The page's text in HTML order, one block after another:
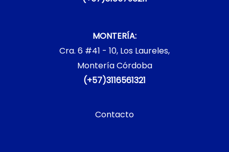
MONTERÍA:
Cra. 6 #41 - 10, Los Laureles,
Montería Córdoba
(+57)3116561321
Contacto